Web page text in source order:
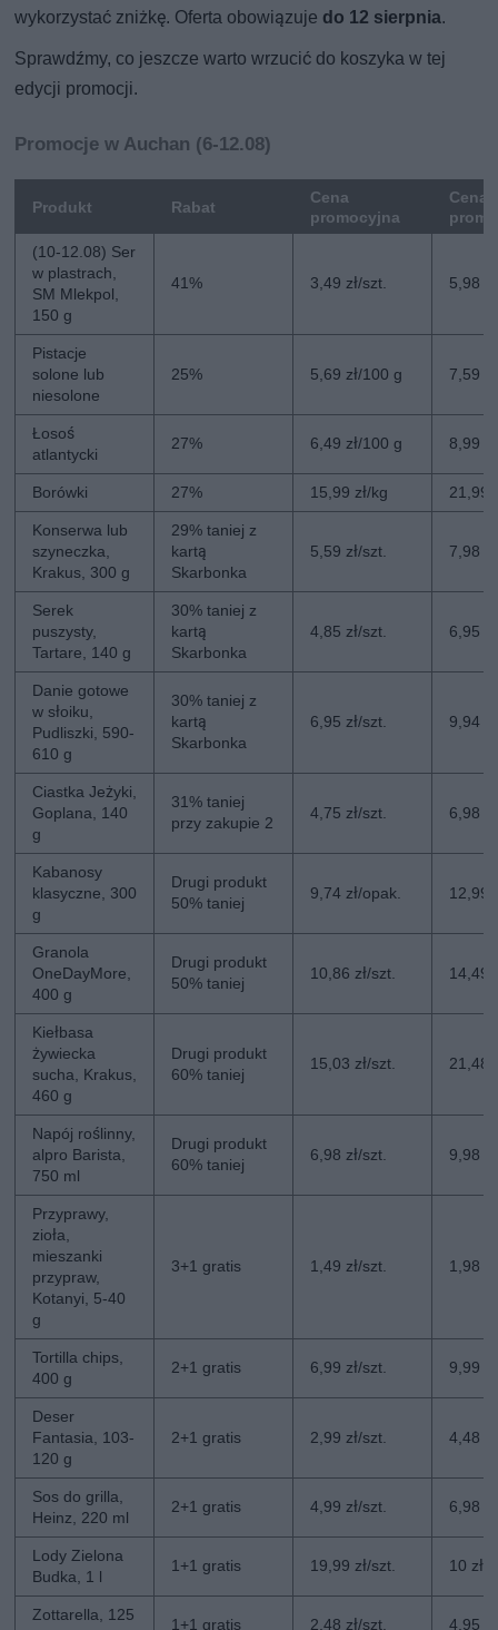
wykorzystać zniżkę. Oferta obowiązuje do 12 sierpnia.
Sprawdźmy, co jeszcze warto wrzucić do koszyka w tej
edycji promocji.
Promocje w Auchan (6-12.08)
Produkt Rabat
Cena
promocyjna
Cena
(10-12.08) Ser
w plastrach,
SM Mlekpol,
150 g
41% 3,49 zł/szt. 5,98
Pistacje
solone lub
niesolone
25% 5,69 zł/100 g 7,59
Łosoś
atlantycki
27% 6,49 zł/100 g 8,99
Borówki 27% 15,99 zł/kg 21,99
Konserwa lub
szyneczka,
Krakus, 300 g
29% taniej z
kartą
Skarbonka
5,59 zł/szt. 7,98
Serek
puszysty,
Tartare, 140 g
30% taniej z
kartą
Skarbonka
4,85 zł/szt. 6,95
Danie gotowe
w słoiku,
Pudliszki, 590-
610 g
30% taniej z
kartą
Skarbonka
6,95 zł/szt. 9,94
Ciastka Jeżyki,
Goplana, 140
g
31% taniej
przy zakupie 2
4,75 zł/szt. 6,98
Kabanosy
klasyczne, 300
g
Drugi produkt
50% taniej
9,74 zł/opak. 12,99
Granola
OneDayMore,
400 g
Drugi produkt
50% taniej
10,86 zł/szt. 14,49
Kiełbasa
żywiecka
sucha, Krakus,
460 g
Drugi produkt
60% taniej
15,03 zł/szt. 21,48
Napój roślinny,
alpro Barista,
750 ml
Drugi produkt
60% taniej
6,98 zł/szt. 9,98
Przyprawy,
zioła,
mieszanki
przypraw,
Kotanyi, 5-40
g
3+1 gratis 1,49 zł/szt. 1,98
Tortilla chips,
400 g
2+1 gratis 6,99 zł/szt. 9,99
Deser
Fantasia, 103-
120 g
2+1 gratis 2,99 zł/szt. 4,48
Sos do grilla,
Heinz, 220 ml
2+1 gratis 4,99 zł/szt. 6,98
Lody Zielona
Budka, 1 l
1+1 gratis 19,99 zł/szt. 10 zł/
Zottarella, 125
1+1 gratis 2,48 zł/szt. 4,95